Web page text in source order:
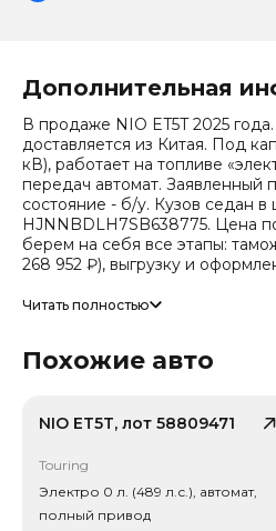
Дополнительная
В продаже NIO ET5T 2025
доставляется из Китая. Под
кВ), работает на топливе
передач автомат. Заявленный
состояние - б/у. Кузов седан в
HJNNBDLH7SB638775. Цена
берем на себя все этапы:
268 952 ₽), выгрузку и
Цена зависит от курса валют,
Прогноз стоимости (по
сборов РФ.
Привод - Полный привод
электромобиль, Тип кузова/
(универсал), 0–100 км/ч (с): 4,
Читать полностью
Похожие авто
NIO ET5T, лот 58809471
Touring
Электро 0 л. (489 л.с.), автомат,
полный привод